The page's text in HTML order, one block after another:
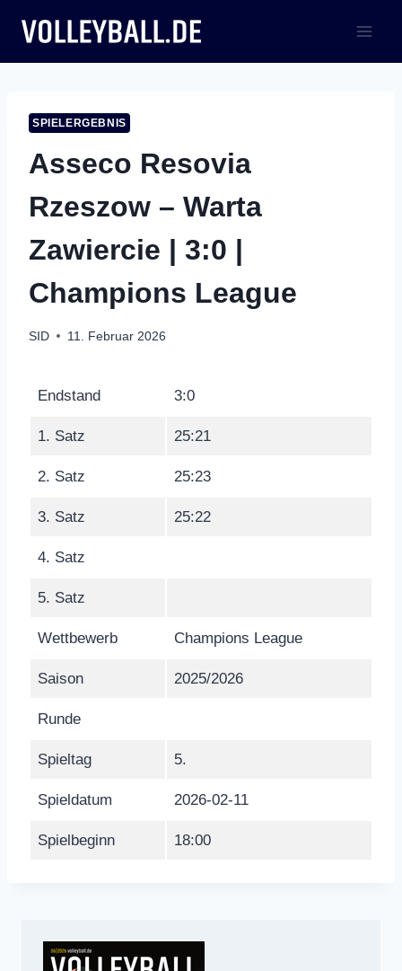
Inhalt
springen
SPIELERGEBNIS
Asseco Resovia
Rzeszow – Warta
Zawiercie | 3:0 |
Champions League
SID 11. Februar 2026
Endstand 3:0
1. Satz 25:21
2. Satz 25:23
3. Satz 25:22
4. Satz
5. Satz
Wettbewerb Champions League
Saison 2025/2026
Runde
Spieltag 5.
Spieldatum 2026-02-11
Spielbeginn 18:00